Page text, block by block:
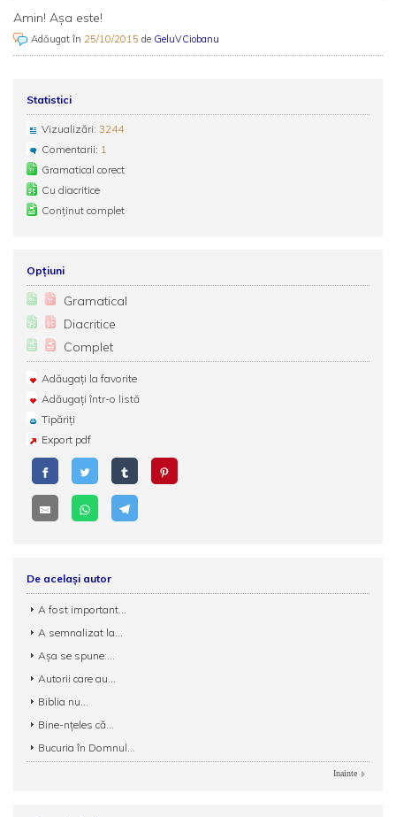
Amin! Așa este!
Adăugat în 25/10/2015 de GeluVCiobanu
Statistici
Vizualizări: 3244
Comentarii: 1
Gramatical corect
Cu diacritice
Conținut complet
Opțiuni
Gramatical
Diacritice
Complet
Adăugați la favorite
Adăugați într-o listă
Tipăriți
Export pdf
De același autor
A fost important...
A semnalizat la...
Așa se spune:...
Autorii care au...
Biblia nu...
Bine-nțeles că...
Bucuria în Domnul...
Inainte